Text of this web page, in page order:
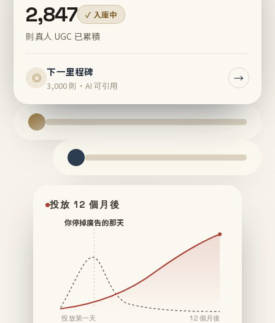
2,847 ✓ 入庫中
則真人 UGC 已累積
◎ 下一里程碑
3,000 則・AI 可引用
→
投放 12 個月後
你停掉廣告的那天
投放第一天 12 個月後